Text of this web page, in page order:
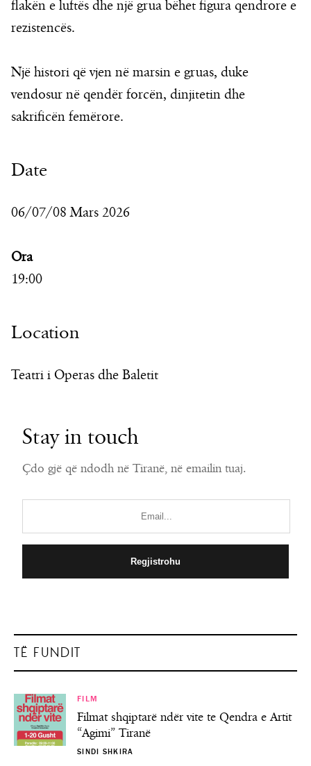
flakën e luftës dhe një grua bëhet figura qendrore e
rezistencës.
Një histori që vjen në marsin e gruas, duke
vendosur në qendër forcën, dinjitetin dhe
sakrificën femërore.
Date
06/07/08 Mars 2026
Ora
19:00
Location
Teatri i Operas dhe Baletit
Stay in touch
Çdo gjë që ndodh në Tiranë, në emailin tuaj.
TË FUNDIT
FILM
Filmat shqiptarë ndër vite te Qendra e Artit
“Agimi” Tiranë
SINDI SHKIRA